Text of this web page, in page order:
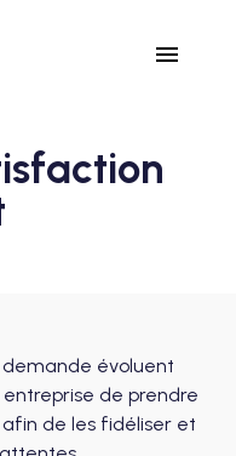
menu
demande évoluent
de prendre
afin de les fidéliser et